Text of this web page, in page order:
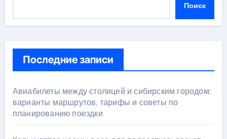
Поиск
Последние записи
Авиабилеты между столицей и сибирским городом:
варианты маршрутов, тарифы и советы по
планированию поездки